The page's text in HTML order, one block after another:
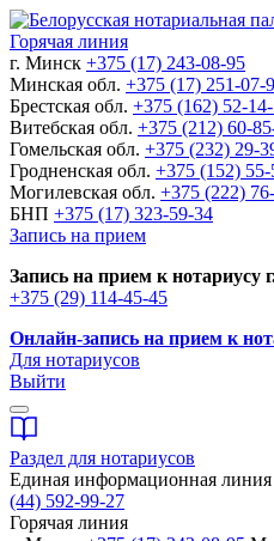
Горячая линия
г. Минск +375 (17) 243-08-95
Минская обл. +375 (17) 251-07-
Брестская обл. +375 (162) 52-
Витебская обл. +375 (212) 60-
Гомельская обл. +375 (232) 29-
Гродненская обл. +375 (152)
Могилевская обл. +375 (222)
БНП +375 (17) 323-59-34
Запись на прием
Запись на прием к нотариусу
+375 (29) 114-45-45
Онлайн-запись на прием к
Для нотариусов
Выйти
Раздел для нотариусов
Единая информационная линия
(44) 592-99-27
Горячая линия